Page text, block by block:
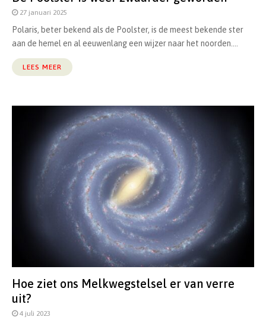
27 januari 2025
Polaris, beter bekend als de Poolster, is de meest bekende ster
aan de hemel en al eeuwenlang een wijzer naar het noorden....
LEES MEER
Hoe ziet ons Melkwegstelsel er van verre
uit?
4 juli 2023